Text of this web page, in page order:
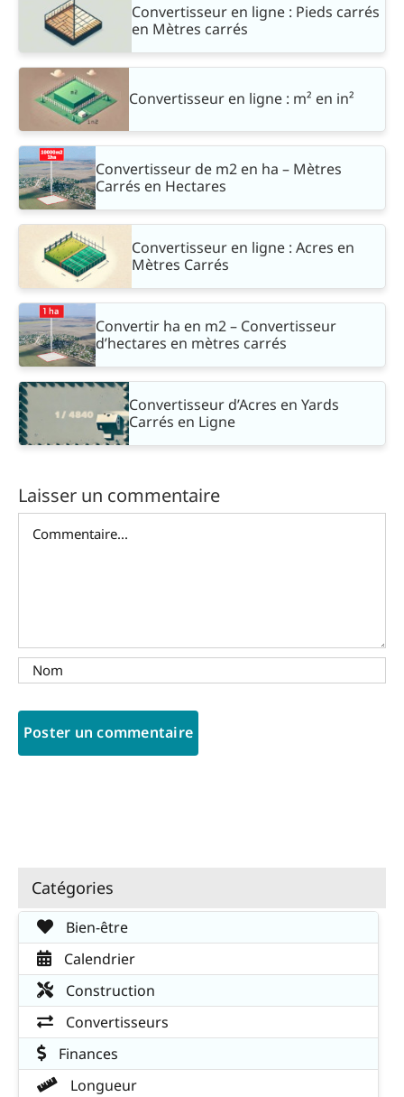
Convertisseur en ligne : Pieds carrés
en Mètres carrés
Convertisseur en ligne : m² en in²
Convertisseur de m2 en ha – Mètres
Carrés en Hectares
Convertisseur en ligne : Acres en
Mètres Carrés
Convertir ha en m2 – Convertisseur
d’hectares en mètres carrés
Convertisseur d’Acres en Yards
Carrés en Ligne
Laisser un commentaire
Catégories
Bien-être
Calendrier
Construction
Convertisseurs
Finances
Longueur